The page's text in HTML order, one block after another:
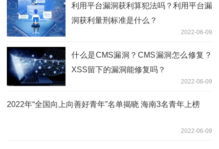
利用平台漏洞获利算犯法吗？利用平台漏
洞获利量刑标准是什么？
2022-06-09
什么是CMS漏洞？CMS漏洞怎么修复？
XSS留下的漏洞能修复吗？
2022-06-09
2022年“全国向上向善好青年”名单揭晓 海南3名青年上榜
2022-06-09